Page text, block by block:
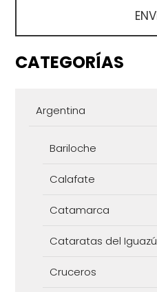
CATEGORÍAS
Argentina
Bariloche
Calafate
Catamarca
Cataratas del Iguazú
Cruceros